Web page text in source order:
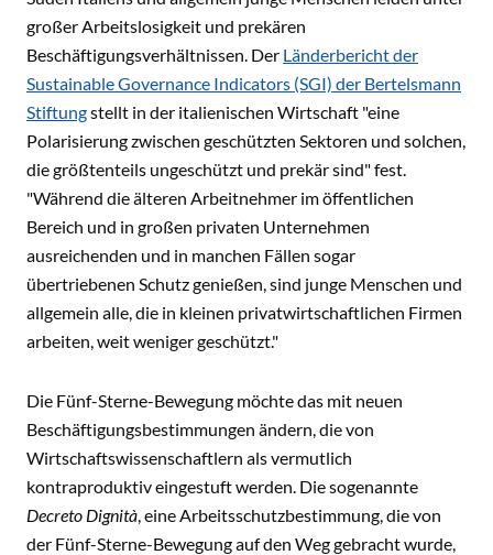
großer Arbeitslosigkeit und prekären
Beschäftigungsverhältnissen. Der Länderbericht der
Sustainable Governance Indicators (SGI) der Bertelsmann
Stiftungstellt in der italienischen Wirtschaft "eine
Polarisierung zwischen geschützten Sektoren und solchen,
die größtenteils ungeschützt und prekär sind" fest.
"Während die älteren Arbeitnehmer im öffentlichen
Bereich und in großen privaten Unternehmen
ausreichenden und in manchen Fällen sogar
übertriebenen Schutz genießen, sind junge Menschen und
allgemein alle, die in kleinen privatwirtschaftlichen Firmen
arbeiten, weit weniger geschützt."
Die Fünf-Sterne-Bewegung möchte das mit neuen
Beschäftigungsbestimmungen ändern, die von
Wirtschaftswissenschaftlern als vermutlich
kontraproduktiv eingestuft werden. Die sogenannte
Decreto Dignità, eine Arbeitsschutzbestimmung, die von
der Fünf-Sterne-Bewegung auf den Weg gebracht wurde,